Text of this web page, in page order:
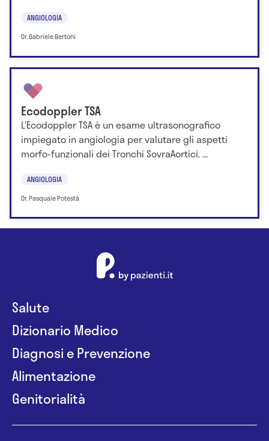
ANGIOLOGIA
Dr. Gabriele Bertoni
Ecodoppler TSA
L’Ecodoppler TSA è un esame ultrasonografico
impiegato in angiologia per valutare gli aspetti
morfo-funzionali dei Tronchi SovraAortici. ...
ANGIOLOGIA
Dr. Pasquale Potestà
Salute
Dizionario Medico
Diagnosi e Prevenzione
Alimentazione
Genitorialità